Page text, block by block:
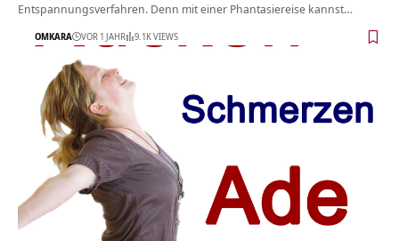
Entspannungsverfahren. Denn mit einer Phantasiereise kannst…
OMKARA VOR 1 JAHR 9.1K VIEWS